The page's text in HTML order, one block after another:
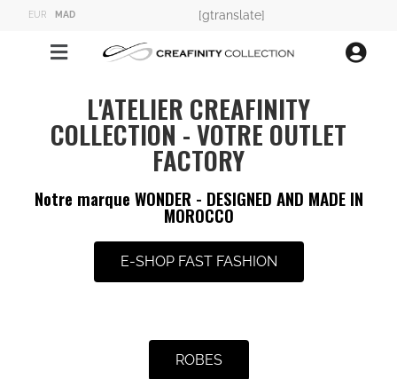
EUR MAD [gtranslate]
L'ATELIER CREAFINITY
COLLECTION - VOTRE OUTLET
FACTORY
Notre marque WONDER - DESIGNED AND MADE IN
MOROCCO
E-SHOP FAST FASHION
ROBES